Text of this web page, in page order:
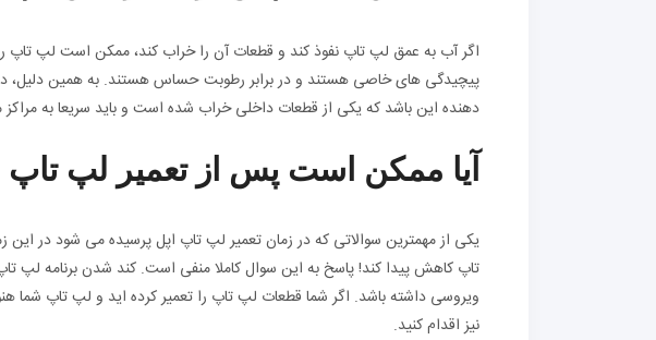
اگر آب به عمق لپ تاپ نفوذ کند و قطعات آن را خراب کند، ممکن است لپ
پیچیدگی های خاصی هستند و در برابر رطوبت حساس هستند. به همین دلیل،
دهنده این باشد که یکی از قطعات داخلی خراب شده است و باید سریعا به مراکز
آیا ممکن است پس از تعمیر لپ تاپ
یکی از مهمترین سوالاتی که در زمان تعمیر لپ تاپ اپل پرسیده می شود در
تاپ کاهش پیدا کند! پاسخ به این سوال کاملا منفی است. کند شدن برنامه لپ
ویروسی داشته باشد. اگر شما قطعات لپ تاپ را تعمیر کرده اید و لپ تاپ شما
نیز اقدام کنید.